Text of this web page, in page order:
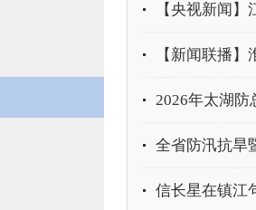
【央视新闻
【新闻联播
2026年太湖防
全省防汛抗旱
信长星在镇江